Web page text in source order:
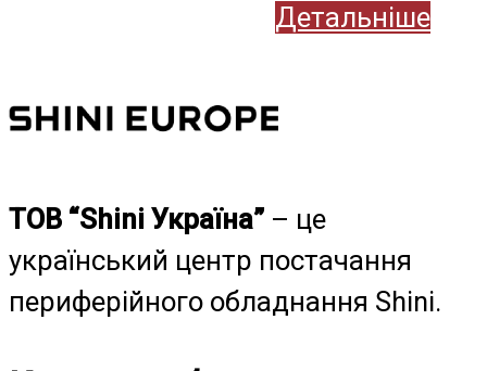
Детальніше
ТОВ “Shini Україна” – це
український центр постачання
периферійного обладнання Shini.